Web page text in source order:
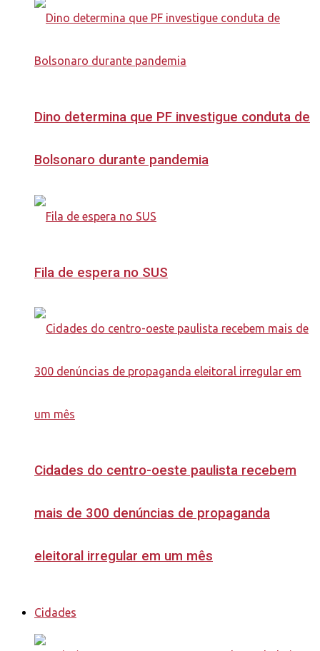
Dino determina que PF investigue conduta de
Bolsonaro durante pandemia
Fila de espera no SUS
Cidades do centro-oeste paulista recebem
mais de 300 denúncias de propaganda
eleitoral irregular em um mês
Cidades